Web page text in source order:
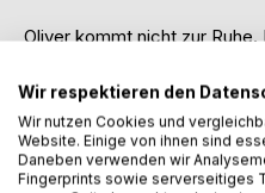
Oliver kommt nicht zur
eingelebt, steht er auch
Herausforderungen. Mit
rund, die Schule macht ihm
kriminelle Vergangenheit
auch noch ständig Visionen
bedroht werden, ist das
Wir respektieren den
Wir nutzen Cookies und
Website. Einige von ihnen sind
Daneben verwenden wir
Fingerprints sowie serverseitiges